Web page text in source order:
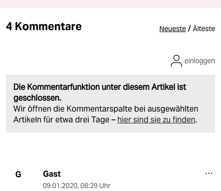
4 Kommentare Neueste / Älteste
Die Kommentarfunktion unter diesem Artikel ist
geschlossen.
Wir öffnen die Kommentarspalte bei ausgewählten
Artikeln für etwa drei Tage – hier sind sie zu finden.
einloggen
G Gast
09.01.2020, 08:29 Uhr